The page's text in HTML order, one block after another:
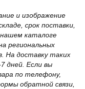
и изображение
срок поставки,
каталоге
региональных
На доставку таких
дней. Если вы
по телефону,
обратной связи,